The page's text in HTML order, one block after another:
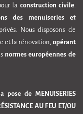
la construction civile.
des menuiseries et
Nous disposons de
et la rénovation,opérant
normes européennes de
de MENUISERIES
AU FEU ET/OU